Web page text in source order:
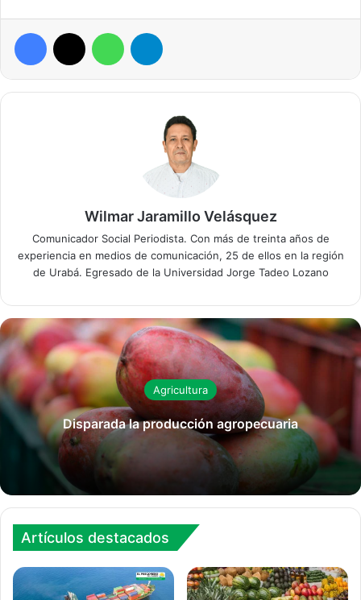
Facebook WhatsApp
Wilmar Jaramillo Velásquez
Comunicador Social Periodista. Con más de treinta años de
experiencia en medios de comunicación, 25 de ellos en la región
de Urabá. Egresado de la Universidad Jorge Tadeo Lozano
Agricultura
Disparada la producción agropecuaria
Artículos destacados